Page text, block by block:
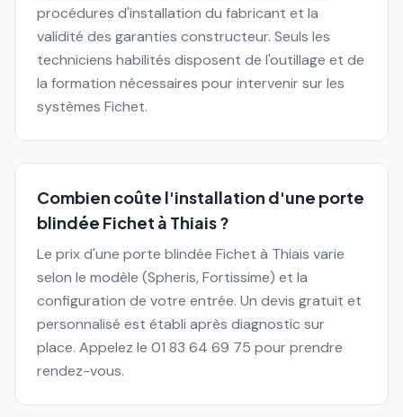
procédures d'installation du fabricant et la
validité des garanties constructeur. Seuls les
techniciens habilités disposent de l'outillage et de
la formation nécessaires pour intervenir sur les
systèmes Fichet.
Combien coûte l'installation d'une porte
blindée Fichet à Thiais ?
Le prix d'une porte blindée Fichet à Thiais varie
selon le modèle (Spheris, Fortissime) et la
configuration de votre entrée. Un devis gratuit et
personnalisé est établi après diagnostic sur
place. Appelez le 01 83 64 69 75 pour prendre
rendez-vous.